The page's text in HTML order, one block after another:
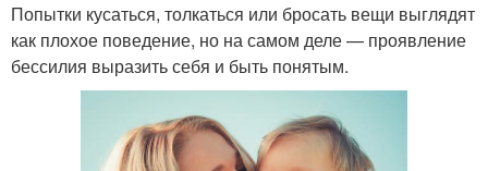
Попытки кусаться, толкаться или бросать вещи выглядят
как плохое поведение, но на самом деле — проявление
бессилия выразить себя и быть понятым.